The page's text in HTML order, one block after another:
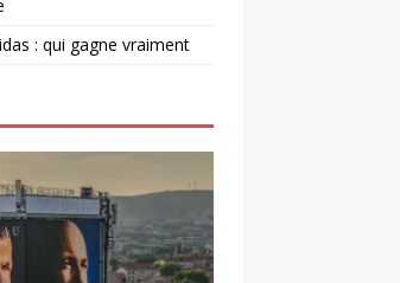
: qui gagne vraiment